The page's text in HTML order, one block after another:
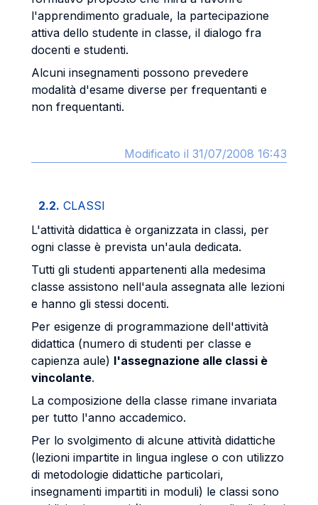
l'apprendimento graduale, la partecipazione
attiva dello studente in classe, il dialogo fra
docenti e studenti.
Alcuni insegnamenti possono prevedere
modalità d'esame diverse per frequentanti e
non frequentanti.
Modificato il 31/07/2008 16:43
2.2. CLASSI
L'attività didattica è organizzata in classi, per
ogni classe è prevista un'aula dedicata.
Tutti gli studenti appartenenti alla medesima
classe assistono nell'aula assegnata alle lezioni
e hanno gli stessi docenti.
Per esigenze di programmazione dell'attività
didattica (numero di studenti per classe e
capienza aule) l'assegnazione alle classi è
vincolante.
La composizione della classe rimane invariata
per tutto l'anno accademico.
Per lo svolgimento di alcune attività didattiche
(lezioni impartite in lingua inglese o con utilizzo
di metodologie didattiche particolari,
insegnamenti impartiti in moduli) le classi sono